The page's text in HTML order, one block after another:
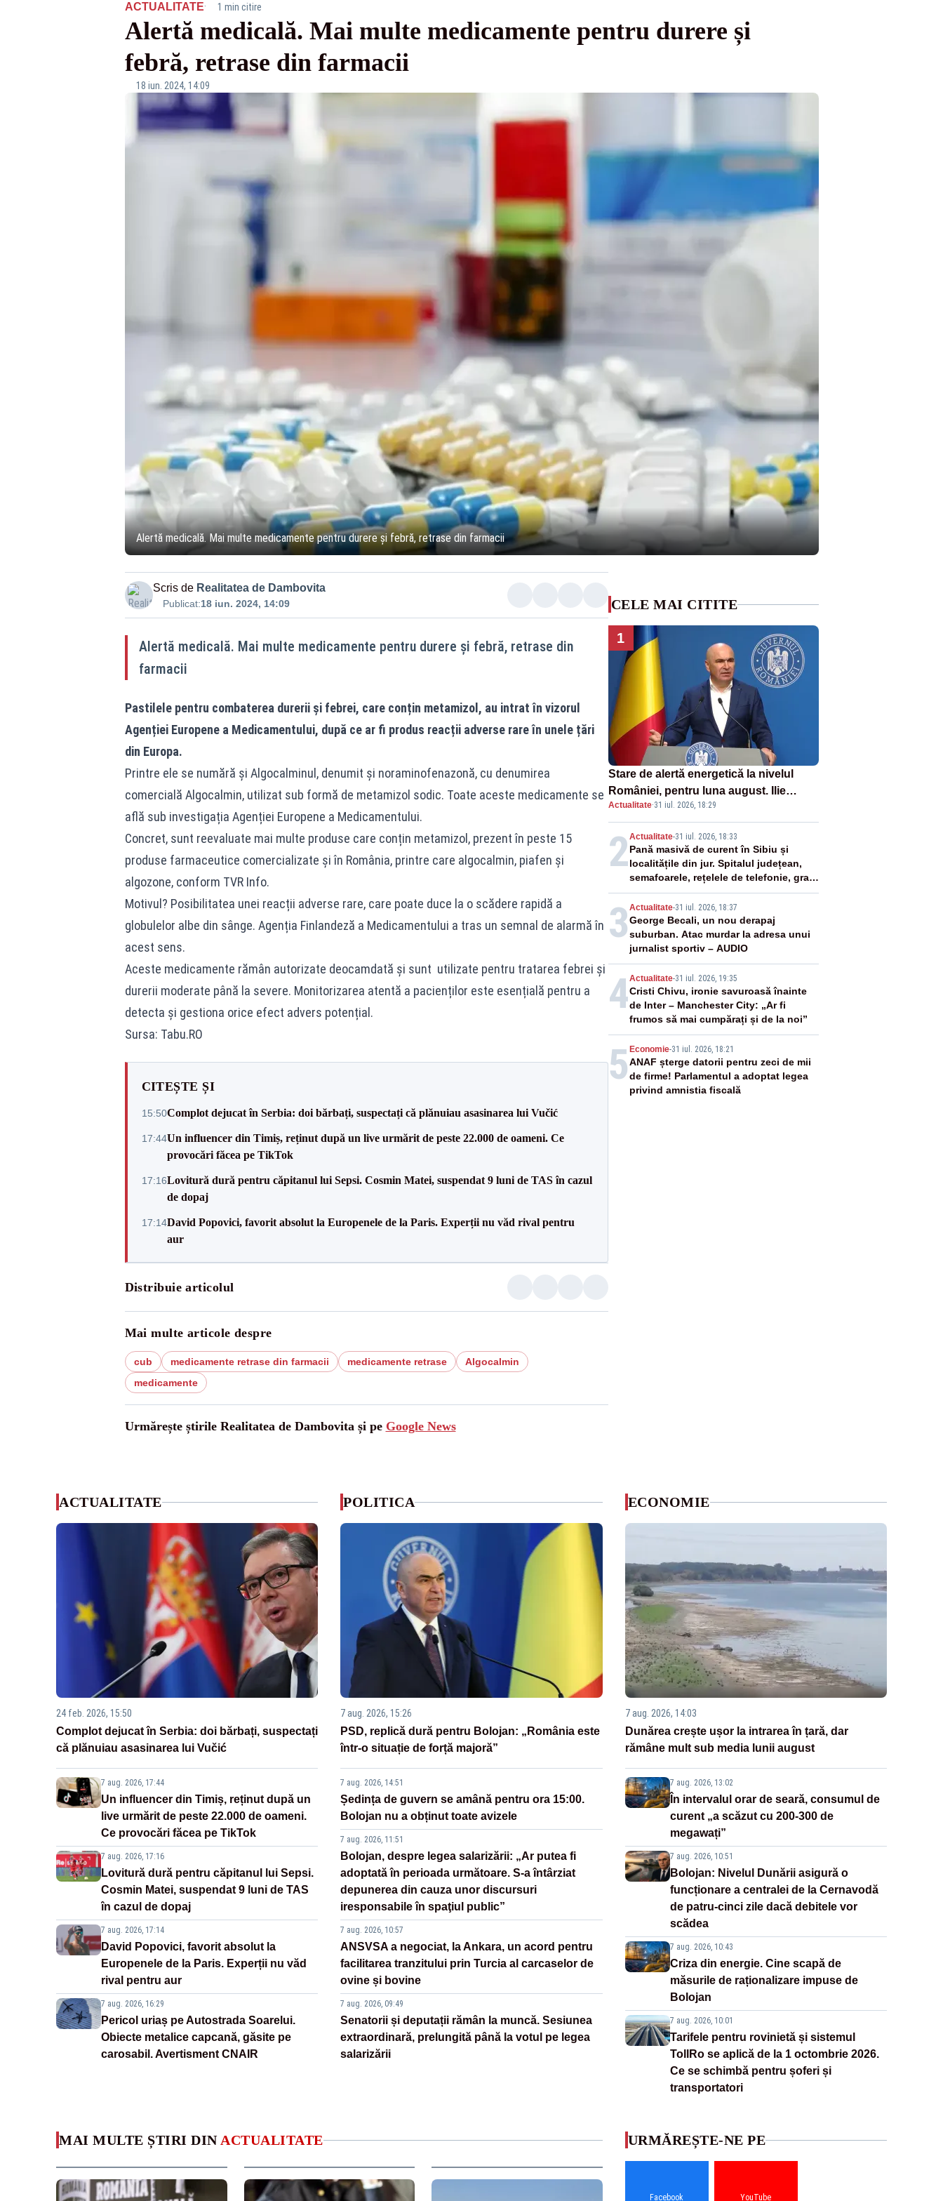
ACTUALITATE· 1 min citire
Alertă medicală. Mai multe medicamente pentru durere și
febră, retrase din farmacii
18 iun. 2024, 14:09
Alertă medicală. Mai multe medicamente pentru durere și febră, retrase din farmacii
Scris de Realitatea de Dambovita
Publicat:18 iun. 2024, 14:09
Alertă medicală. Mai multe medicamente pentru durere și febră, retrase din
farmacii
Pastilele pentru combaterea durerii și febrei, care conțin metamizol, au intrat în vizorul
Agenției Europene a Medicamentului, după ce ar fi produs reacții adverse rare în unele țări
din Europa.
Printre ele se numără și Algocalminul, denumit și noraminofenazonă, cu denumirea
comercială Algocalmin, utilizat sub formă de metamizol sodic. Toate aceste medicamente se
află sub investigația Agenției Europene a Medicamentului.
Concret, sunt reevaluate mai multe produse care conțin metamizol, prezent în peste 15
produse farmaceutice comercializate şi în România, printre care algocalmin, piafen și
algozone, conform TVR Info.
Motivul? Posibilitatea unei reacții adverse rare, care poate duce la o scădere rapidă a
globulelor albe din sânge. Agenția Finlandeză a Medicamentului a tras un semnal de alarmă în
acest sens.
Aceste medicamente rămân autorizate deocamdată și sunt utilizate pentru tratarea febrei și
durerii moderate până la severe. Monitorizarea atentă a pacienților este esențială pentru a
detecta și gestiona orice efect advers potențial.
Sursa: Tabu.RO
CITEȘTE ȘI
15:50Complot dejucat în Serbia: doi bărbați, suspectați că plănuiau asasinarea lui Vučić
17:44Un influencer din Timiș, reținut după un live urmărit de peste 22.000 de oameni. Ce
provocări făcea pe TikTok
17:16Lovitură dură pentru căpitanul lui Sepsi. Cosmin Matei, suspendat 9 luni de TAS în cazul
de dopaj
17:14David Popovici, favorit absolut la Europenele de la Paris. Experții nu văd rival pentru
aur
Distribuie articolul
Mai multe articole despre
cub medicamente retrase din farmacii medicamente retrase
Algocalmin
medicamente
Urmărește știrile Realitatea de Dambovita și pe Google News
CELE MAI CITITE
1
Stare de alertă energetică la nivelul
României, pentru luna august. Ilie
Bolojan a anunțat importuri și posibile
restricții – VIDEO
Actualitate·31 iul. 2026, 18:29
2Actualitate-31 iul. 2026, 18:33
Pană masivă de curent în Sibiu și
localitățile din jur. Spitalul județean,
semafoarele, rețelele de telefonie, grav
afectate
3 Actualitate-31 iul. 2026, 18:37
George Becali, un nou derapaj
suburban. Atac murdar la adresa unui
jurnalist sportiv – AUDIO
4Actualitate-31 iul. 2026, 19:35
Cristi Chivu, ironie savuroasă înainte
de Inter – Manchester City: „Ar fi
frumos să mai cumpărați și de la noi”
5 Economie-31 iul. 2026, 18:21
ANAF șterge datorii pentru zeci de mii
de firme! Parlamentul a adoptat legea
privind amnistia fiscală
ACTUALITATE
24 feb. 2026, 15:50
Complot dejucat în Serbia: doi bărbați, suspectați
că plănuiau asasinarea lui Vučić
7 aug. 2026, 17:44
Un influencer din Timiș, reținut după un
live urmărit de peste 22.000 de oameni.
Ce provocări făcea pe TikTok
7 aug. 2026, 17:16
Lovitură dură pentru căpitanul lui Sepsi.
Cosmin Matei, suspendat 9 luni de TAS
în cazul de dopaj
7 aug. 2026, 17:14
David Popovici, favorit absolut la
Europenele de la Paris. Experții nu văd
rival pentru aur
7 aug. 2026, 16:29
Pericol uriaș pe Autostrada Soarelui.
Obiecte metalice capcană, găsite pe
carosabil. Avertisment CNAIR
POLITICA
7 aug. 2026, 15:26
PSD, replică dură pentru Bolojan: „România este
într-o situație de forță majoră”
7 aug. 2026, 14:51
Ședința de guvern se amână pentru ora 15:00.
Bolojan nu a obținut toate avizele
7 aug. 2026, 11:51
Bolojan, despre legea salarizării: „Ar putea fi
adoptată în perioada următoare. S-a întârziat
depunerea din cauza unor discursuri
iresponsabile în spaţiul public”
7 aug. 2026, 10:57
ANSVSA a negociat, la Ankara, un acord pentru
facilitarea tranzitului prin Turcia al carcaselor de
ovine și bovine
7 aug. 2026, 09:49
Senatorii și deputații rămân la muncă. Sesiunea
extraordinară, prelungită până la votul pe legea
salarizării
ECONOMIE
7 aug. 2026, 14:03
Dunărea crește ușor la intrarea în țară, dar
rămâne mult sub media lunii august
7 aug. 2026, 13:02
În intervalul orar de seară, consumul de
curent „a scăzut cu 200-300 de
megawați”
7 aug. 2026, 10:51
Bolojan: Nivelul Dunării asigură o
funcționare a centralei de la Cernavodă
de patru-cinci zile dacă debitele vor
scădea
7 aug. 2026, 10:43
Criza din energie. Cine scapă de
măsurile de raționalizare impuse de
Bolojan
7 aug. 2026, 10:01
Tarifele pentru rovinietă și sistemul
TollRo se aplică de la 1 octombrie 2026.
Ce se schimbă pentru șoferi și
transportatori
MAI MULTE ȘTIRI DIN ACTUALITATE URMĂREȘTE-NE PE
Facebook YouTube